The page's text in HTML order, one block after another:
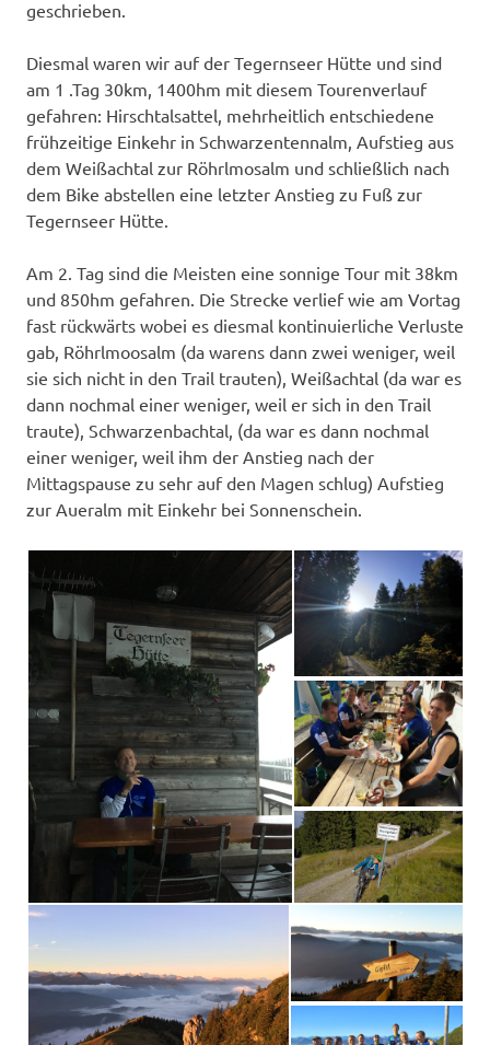
geschrieben.
Diesmal waren wir auf der Tegernseer Hütte und sind
am 1 .Tag 30km, 1400hm mit diesem Tourenverlauf
gefahren: Hirschtalsattel, mehrheitlich entschiedene
frühzeitige Einkehr in Schwarzentennalm, Aufstieg aus
dem Weißachtal zur Röhrlmosalm und schließlich nach
dem Bike abstellen eine letzter Anstieg zu Fuß zur
Tegernseer Hütte.
Am 2. Tag sind die Meisten eine sonnige Tour mit 38km
und 850hm gefahren. Die Strecke verlief wie am Vortag
fast rückwärts wobei es diesmal kontinuierliche Verluste
gab, Röhrlmoosalm (da warens dann zwei weniger, weil
sie sich nicht in den Trail trauten), Weißachtal (da war es
dann nochmal einer weniger, weil er sich in den Trail
traute), Schwarzenbachtal, (da war es dann nochmal
einer weniger, weil ihm der Anstieg nach der
Mittagspause zu sehr auf den Magen schlug) Aufstieg
zur Aueralm mit Einkehr bei Sonnenschein.